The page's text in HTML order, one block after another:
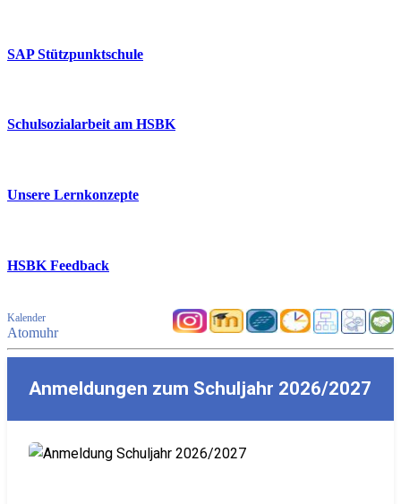
SAP Stützpunktschule
Schulsozialarbeit am HSBK
Unsere Lernkonzepte
HSBK Feedback
Kalender
Atomuhr
Anmeldungen zum Schuljahr 2026/2027